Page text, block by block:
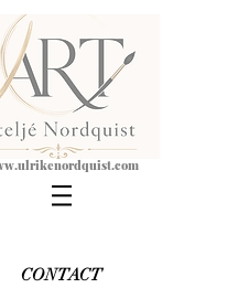
rdquist.com
CONTACT